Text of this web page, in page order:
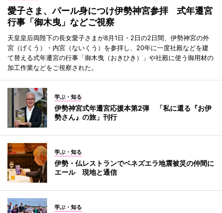
愛子さま、パール身につけ伊勢神宮参拝 式年遷宮
行事「御木曳」などご視察
天皇皇后両陛下の長女愛子さまが8月1日・2日の2日間、伊勢神宮の外
宮（げくう）・内宮（ないくう）を参拝し、20年に一度社殿などを建
て替える式年遷宮の行事「御木曳（おきひき）」や社殿に使う御用材の
加工作業などをご視察された。
学ぶ・知る
伊勢神宮式年遷宮応援本第2弾 「私に還る『お伊
勢さん』の旅」刊行
学ぶ・知る
伊勢・仏レストランでベネズエラ地震被災の仲間に
エール 現地と通信
学ぶ・知る